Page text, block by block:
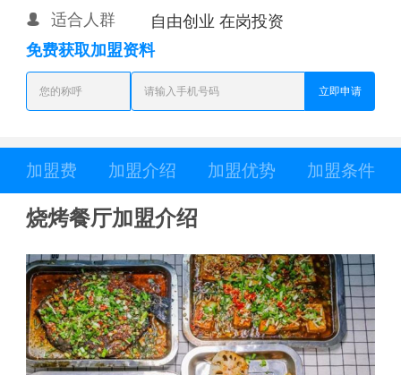
 适合人群
自由创业 在岗投资
免费获取加盟资料
立即申请
加盟费 加盟介绍 加盟优势 加盟条件
烧烤餐厅加盟介绍